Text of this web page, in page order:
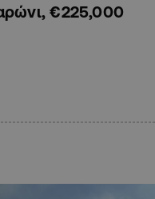
€225,000